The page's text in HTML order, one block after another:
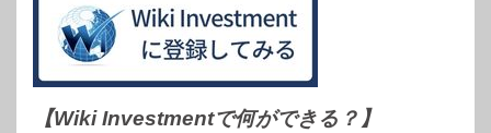
【Wiki Investmentで何ができる？ 】